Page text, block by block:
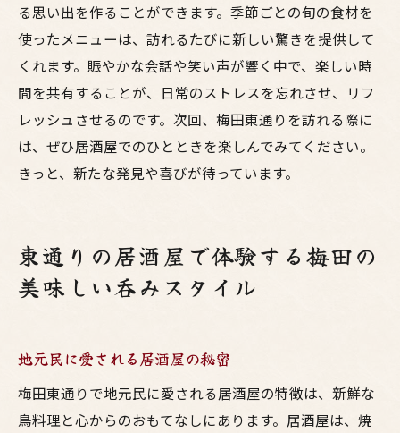
る思い出を作ることができます。季節ごとの旬の食材を
使ったメニューは、訪れるたびに新しい驚きを提供して
くれます。賑やかな会話や笑い声が響く中で、楽しい時
間を共有することが、日常のストレスを忘れさせ、リフ
レッシュさせるのです。次回、梅田東通りを訪れる際に
は、ぜひ居酒屋でのひとときを楽しんでみてください。
きっと、新たな発見や喜びが待っています。
東通りの居酒屋で体験する梅田の
美味しい呑みスタイル
地元民に愛される居酒屋の秘密
梅田東通りで地元民に愛される居酒屋の特徴は、新鮮な
鳥料理と心からのおもてなしにあります。居酒屋は、焼